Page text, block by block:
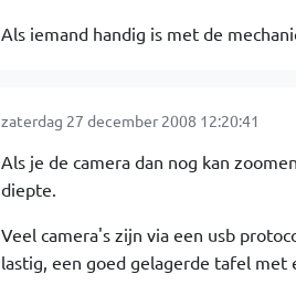
Als iemand handig is met de
zaterdag 27 december 2008 12:20:41
Als je de camera dan nog kan
diepte.
Veel camera's zijn via een usb
lastig, een goed gelagerde tafel